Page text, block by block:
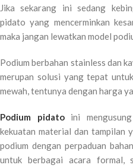
Jika sekarang ini sedang
pidato yang mencerminkan
maka jangan lewatkan model
Podium berbahan stainless dan
merupan solusi yang tepat
mewah, tentunya dengan harga
Podium pidatoini mengusung
kekuatan material dan tampilan
podium dengan perpaduan
untuk berbagai acara formal,